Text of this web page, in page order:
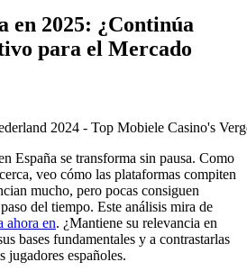
en 2025: ¿Continúa
para el Mercado
España se transforma sin pausa. Como
veo cómo las plataformas compiten
mucho, pero pocas consiguen
del tiempo. Este análisis mira de
ahora en. ¿Mantiene su relevancia en
bases fundamentales y a contrastarlas
españoles.